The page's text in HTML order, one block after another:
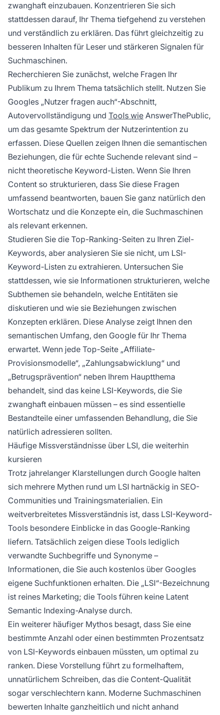
zwanghaft einzubauen. Konzentrieren Sie sich
stattdessen darauf, Ihr Thema tiefgehend zu verstehen
und verständlich zu erklären. Das führt gleichzeitig zu
besseren Inhalten für Leser und stärkeren Signalen für
Suchmaschinen.
Recherchieren Sie zunächst, welche Fragen Ihr
Publikum zu Ihrem Thema tatsächlich stellt. Nutzen Sie
Googles „Nutzer fragen auch“-Abschnitt,
Autovervollständigung und Tools wie AnswerThePublic,
um das gesamte Spektrum der Nutzerintention zu
erfassen. Diese Quellen zeigen Ihnen die semantischen
Beziehungen, die für echte Suchende relevant sind –
nicht theoretische Keyword-Listen. Wenn Sie Ihren
Content so strukturieren, dass Sie diese Fragen
umfassend beantworten, bauen Sie ganz natürlich den
Wortschatz und die Konzepte ein, die Suchmaschinen
als relevant erkennen.
Studieren Sie die Top-Ranking-Seiten zu Ihren Ziel-
Keywords, aber analysieren Sie sie nicht, um LSI-
Keyword-Listen zu extrahieren. Untersuchen Sie
stattdessen, wie sie Informationen strukturieren, welche
Subthemen sie behandeln, welche Entitäten sie
diskutieren und wie sie Beziehungen zwischen
Konzepten erklären. Diese Analyse zeigt Ihnen den
semantischen Umfang, den Google für Ihr Thema
erwartet. Wenn jede Top-Seite „Affiliate-
Provisionsmodelle“, „Zahlungsabwicklung“ und
„Betrugsprävention“ neben Ihrem Hauptthema
behandelt, sind das keine LSI-Keywords, die Sie
zwanghaft einbauen müssen – es sind essentielle
Bestandteile einer umfassenden Behandlung, die Sie
natürlich adressieren sollten.
Häufige Missverständnisse über LSI, die weiterhin
kursieren
Trotz jahrelanger Klarstellungen durch Google halten
sich mehrere Mythen rund um LSI hartnäckig in SEO-
Communities und Trainingsmaterialien. Ein
weitverbreitetes Missverständnis ist, dass LSI-Keyword-
Tools besondere Einblicke in das Google-Ranking
liefern. Tatsächlich zeigen diese Tools lediglich
verwandte Suchbegriffe und Synonyme –
Informationen, die Sie auch kostenlos über Googles
eigene Suchfunktionen erhalten. Die „LSI“-Bezeichnung
ist reines Marketing; die Tools führen keine Latent
Semantic Indexing-Analyse durch.
Ein weiterer häufiger Mythos besagt, dass Sie eine
bestimmte Anzahl oder einen bestimmten Prozentsatz
von LSI-Keywords einbauen müssten, um optimal zu
ranken. Diese Vorstellung führt zu formelhaftem,
unnatürlichem Schreiben, das die Content-Qualität
sogar verschlechtern kann. Moderne Suchmaschinen
bewerten Inhalte ganzheitlich und nicht anhand